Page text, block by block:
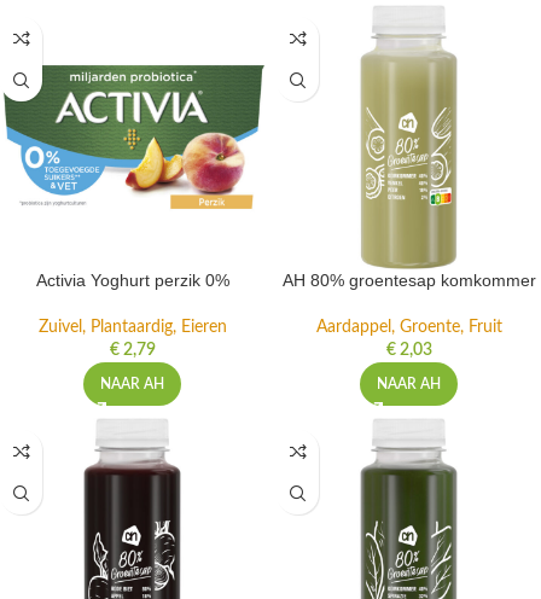
Activia Yoghurt perzik 0%
Zuivel, Plantaardig, Eieren
€2,79
NAAR AH
AH 80% groentesap komkommer
Aardappel, Groente, Fruit
€2,03
NAAR AH